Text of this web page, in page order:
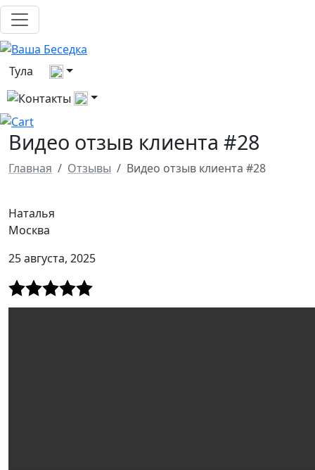
Тула
Выберите город
Все контакты
Видео отзыв клиента #28
Главная Отзывы Видео отзыв клиента #28
Наталья
Москва
25 августа, 2025